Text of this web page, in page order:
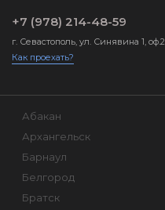
+7 (978) 214-48-59
г. Севастополь, ул. Синявина 1, оф.2
Как проехать?
Абакан
Архангельск
Барнаул
Белгород
Братск